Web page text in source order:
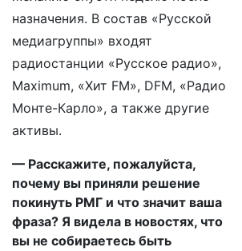
назначения. В состав «Русской
медиагруппы» входят
радиостанции «Русское радио»,
Maximum, «Хит FM», DFM, «Радио
Монте-Карло», а также другие
активы.
— Расскажите, пожалуйста,
почему вы приняли решение
покинуть РМГ и что значит ваша
фраза? Я видела в новостях, что
вы не собираетесь быть